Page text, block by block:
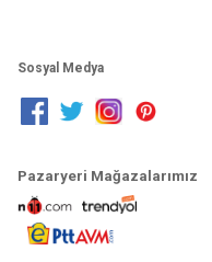
Sosyal Medya
Pazaryeri Mağazalarımız